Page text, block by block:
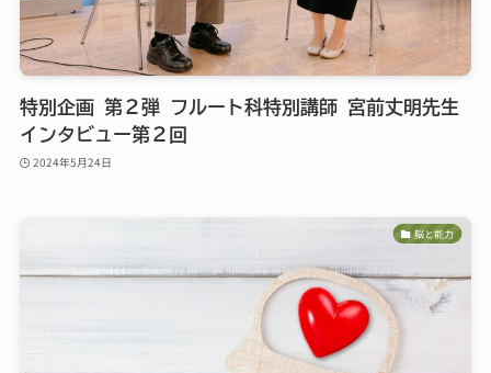
特別企画 第２弾 フルート科特別講師 宮前丈明先生
インタビュー第２回
2024年5月24日
脳と能力